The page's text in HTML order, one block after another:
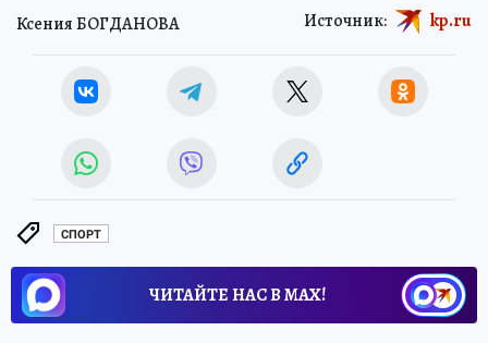
Ксения БОГДАНОВА Источник: kp.ru
СПОРТ
ЧИТАЙТЕ НАС В МАХ!